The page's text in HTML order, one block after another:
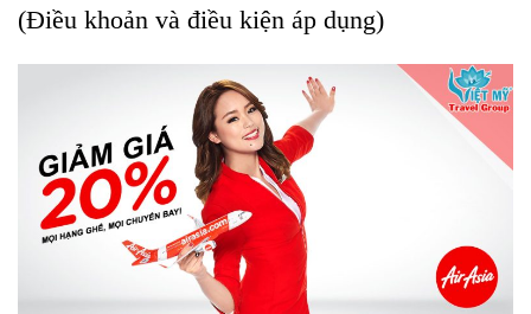
(Điều khoản và điều kiện áp dụng)